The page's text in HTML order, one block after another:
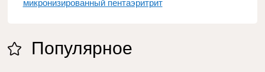
микронизированный пентаэритрит
Популярное